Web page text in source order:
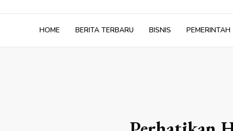
HOME BERITA TERBARU BISNIS PEMERINTAH